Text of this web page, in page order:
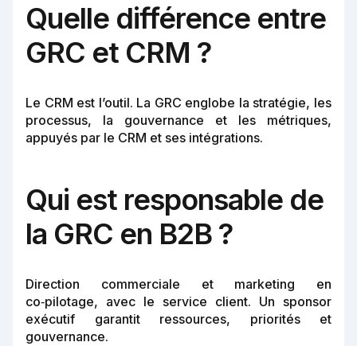
Quelle différence entre
GRC et CRM ?
Le CRM est l’outil. La GRC englobe la stratégie, les
processus, la gouvernance et les métriques,
appuyés par le CRM et ses intégrations.
Qui est responsable de
la GRC en B2B ?
Direction commerciale et marketing en
co‑pilotage, avec le service client. Un sponsor
exécutif garantit ressources, priorités et
gouvernance.